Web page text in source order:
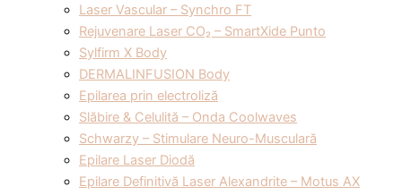
Laser Vascular – Synchro FT
Rejuvenare Laser CO₂ – SmartXide Punto
Sylfirm X Body
DERMALINFUSION Body
Epilarea prin electroliză
Slăbire & Celulită – Onda Coolwaves
Schwarzy – Stimulare Neuro-Musculară
Epilare Laser Diodă
Epilare Definitivă Laser Alexandrite – Motus AX